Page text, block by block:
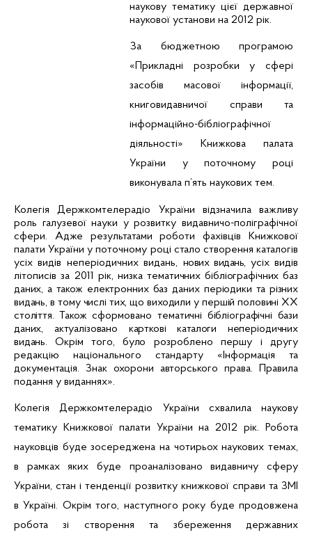
наукову тематику цієї державної
наукової установи на 2012 рік.
За бюджетною програмою
«Прикладні розробки у сфері
засобів масової інформації,
книговидавничої справи та
інформаційно-бібліографічної
діяльності» Книжкова палата
України у поточному році
виконувала п’ять наукових тем.
Колегія Держкомтелерадіо України відзначила важливу
роль галузевої науки у розвитку видавничо-поліграфічної
сфери. Адже результатами роботи фахівців Книжкової
палати України у поточному році стало створення каталогів
усіх видів неперіодичних видань, нових видань, усіх видів
літописів за 2011 рік, низкатематичних бібліографічних баз
даних, а також електронних баз даних періодики та різних
видань, в тому числі тих, що виходили у першій половині ХХ
століття. Такожсформованотематичні бібліографічні бази
даних, актуалізовано карткові каталоги неперіодичних
видань. Окрім того, було розроблено першу і другу
редакцію національного стандарту «Інформація та
документація. Знак охорони авторського права. Правила
подання у виданнях».
Колегія Держкомтелерадіо України схвалила наукову
тематику Книжкової палати України на 2012 рік. Робота
науковців буде зосереджена на чотирьох наукових темах,
в рамках яких буде проаналізовано видавничу сферу
України, стан і тенденції розвитку книжкової справи та ЗМІ
в Україні. Окрім того, наступного року буде продовжена
робота зі створення та збереження державних